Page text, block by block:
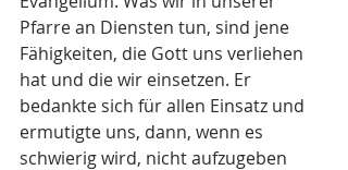
Pfarre an Diensten tun, sind jene
Fähigkeiten, die Gott uns verliehen
hat und die wir einsetzen. Er
bedankte sich für allen Einsatz und
ermutigte uns, dann, wenn es
schwierig wird, nicht aufzugeben